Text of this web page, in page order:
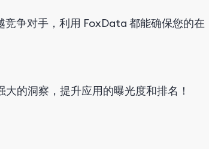
争对手，利用 FoxData 都能确保您的在
大的洞察，提升应用的曝光度和排名！